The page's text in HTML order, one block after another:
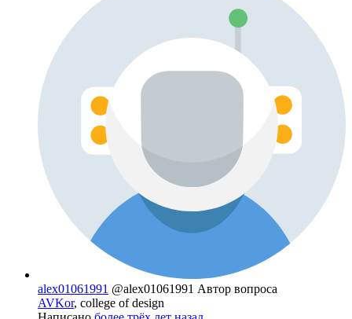
alex01061991 @alex01061991 Автор вопроса
AVKor, college of design